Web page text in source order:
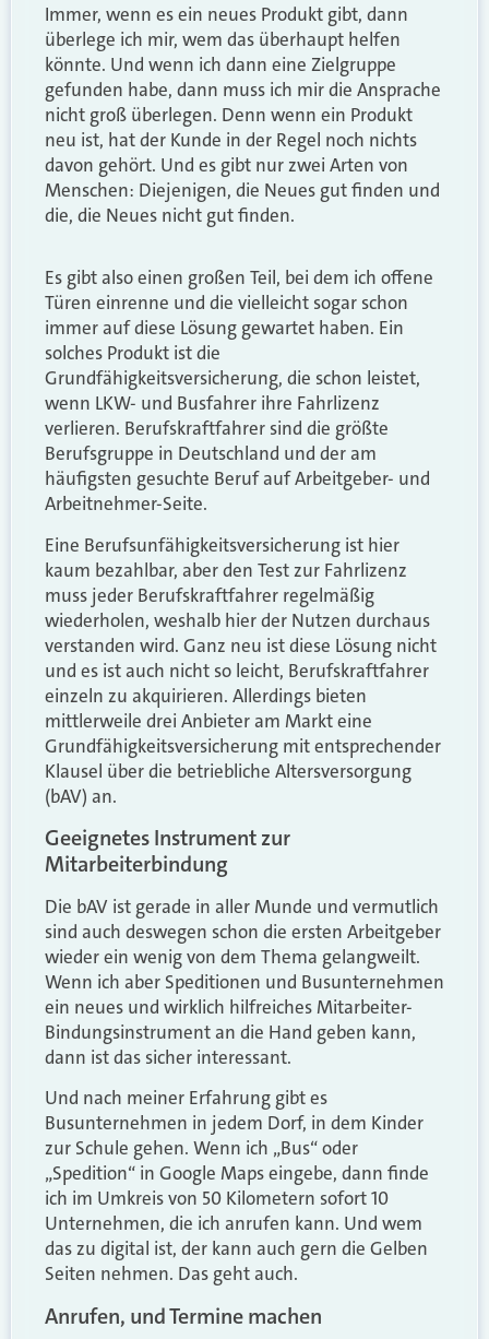
Immer, wenn es ein neues Produkt gibt, dann
überlege ich mir, wem das überhaupt helfen
könnte. Und wenn ich dann eine Zielgruppe
gefunden habe, dann muss ich mir die Ansprache
nicht groß überlegen. Denn wenn ein Produkt
neu ist, hat der Kunde in der Regel noch nichts
davon gehört. Und es gibt nur zwei Arten von
Menschen: Diejenigen, die Neues gut finden und
die, die Neues nicht gut finden.
Es gibt also einen großen Teil, bei dem ich offene
Türen einrenne und die vielleicht sogar schon
immer auf diese Lösung gewartet haben. Ein
solches Produkt ist die
Grundfähigkeitsversicherung, die schon leistet,
wenn LKW- und Busfahrer ihre Fahrlizenz
verlieren. Berufskraftfahrer sind die größte
Berufsgruppe in Deutschland und der am
häufigsten gesuchte Beruf auf Arbeitgeber- und
Arbeitnehmer-Seite.
Eine Berufsunfähigkeitsversicherung ist hier
kaum bezahlbar, aber den Test zur Fahrlizenz
muss jeder Berufskraftfahrer regelmäßig
wiederholen, weshalb hier der Nutzen durchaus
verstanden wird. Ganz neu ist diese Lösung nicht
und es ist auch nicht so leicht, Berufskraftfahrer
einzeln zu akquirieren. Allerdings bieten
mittlerweile drei Anbieter am Markt eine
Grundfähigkeitsversicherung mit entsprechender
Klausel über die betriebliche Altersversorgung
(bAV) an.
Geeignetes Instrument zur
Mitarbeiterbindung
Die bAV ist gerade in aller Munde und vermutlich
sind auch deswegen schon die ersten Arbeitgeber
wieder ein wenig von dem Thema gelangweilt.
Wenn ich aber Speditionen und Busunternehmen
ein neues und wirklich hilfreiches Mitarbeiter-
Bindungsinstrument an die Hand geben kann,
dann ist das sicher interessant.
Und nach meiner Erfahrung gibt es
Busunternehmen in jedem Dorf, in dem Kinder
zur Schule gehen. Wenn ich „Bus“ oder
„Spedition“ in Google Maps eingebe, dann finde
ich im Umkreis von 50 Kilometern sofort 10
Unternehmen, die ich anrufen kann. Und wem
das zu digital ist, der kann auch gern die Gelben
Seiten nehmen. Das geht auch.
Anrufen, und Termine machen